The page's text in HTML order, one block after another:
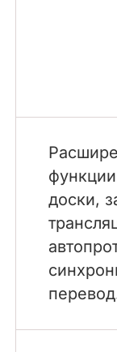
доски,